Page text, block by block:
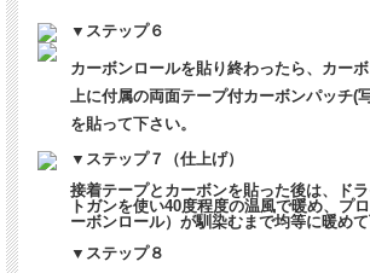
▼ステップ６
カーボンロールを貼り終わったら、カー
上に付属の両面テープ付カーボンパッチ(
を貼って下さい。
▼ステップ７（仕上げ）
接着テープとカーボンを貼った後は、ド
トガンを使い40度程度の温風で暖め、プ
ーボンロール）が馴染むまで均等に暖めて
▼ステップ８